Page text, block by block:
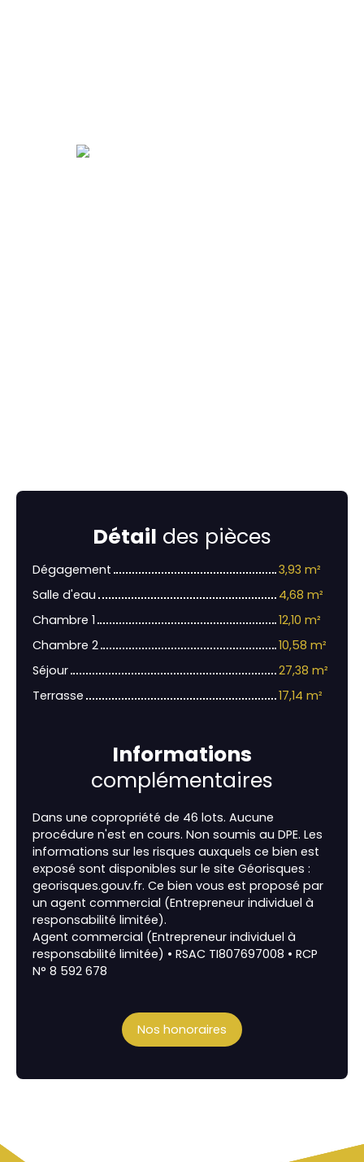
Détail des pièces
Dégagement
3,93 m²
Salle d'eau
4,68 m²
Chambre 1
12,10 m²
Chambre 2
10,58 m²
Séjour
27,38 m²
Terrasse
17,14 m²
Informations
complémentaires
Dans une copropriété de 46 lots. Aucune
procédure n'est en cours. Non soumis au DPE. Les
informations sur les risques auxquels ce bien est
exposé sont disponibles sur le site Géorisques :
georisques.gouv.fr. Ce bien vous est proposé par
un agent commercial (Entrepreneur individuel à
responsabilité limitée).
Agent commercial (Entrepreneur individuel à
responsabilité limitée) • RSAC TI807697008 • RCP
N° 8 592 678
Nos honoraires